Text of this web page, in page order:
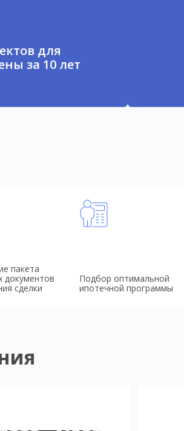
для
за 10 лет
пакета
документов
сделки
Подбор оптимальной
ипотечной программы